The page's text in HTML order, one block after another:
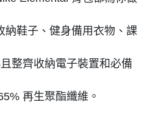
納鞋子、健身備用衣物、課
整齊收納電子裝置和必備
再生聚酯纖維。